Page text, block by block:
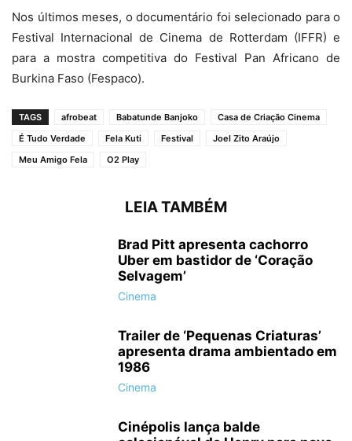
Nos últimos meses, o documentário foi selecionado para o
Festival Internacional de Cinema de Rotterdam (IFFR) e
para a mostra competitiva do Festival Pan Africano de
Burkina Faso (Fespaco).
TAGS afrobeat Babatunde Banjoko
Casa de Criação Cinema
É Tudo Verdade
Fela Kuti Festival
Joel Zito Araújo
Meu Amigo Fela
O2 Play
LEIA TAMBÉM
Brad Pitt apresenta cachorro
Uber em bastidor de ‘Coração
Selvagem’
Cinema
Trailer de ‘Pequenas Criaturas’
apresenta drama ambientado em
1986
Cinema
Cinépolis lança balde